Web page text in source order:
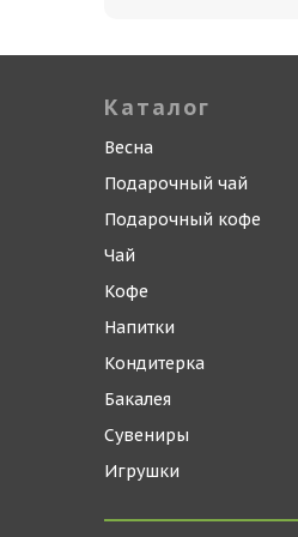
Каталог
Весна
Подарочный чай
Подарочный кофе
Чай
Кофе
Напитки
Кондитерка
Бакалея
Сувениры
Игрушки